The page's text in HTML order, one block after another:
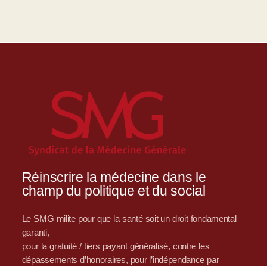
Réinscrire la médecine dans le
champ du politique et du social
Le SMG milite pour que la santé soit un droit fondamental
garanti,
pour la gratuité / tiers payant généralisé, contre les
dépassements d’honoraires, pour l’indépendance par